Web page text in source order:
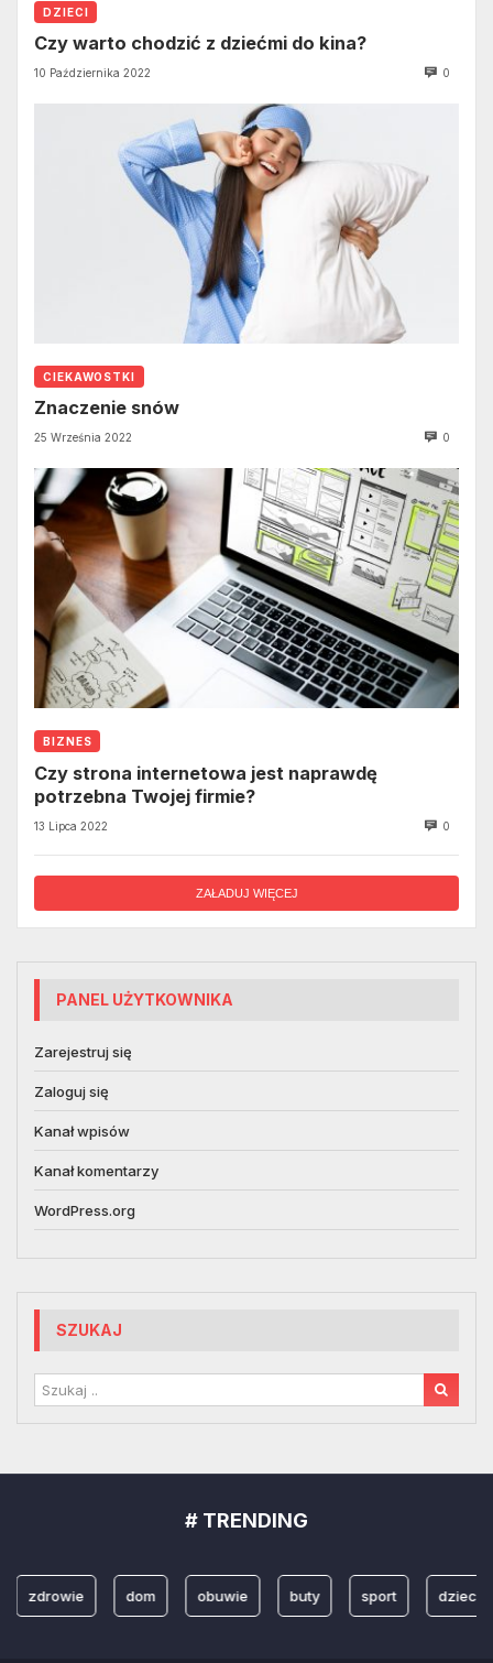
DZIECI
Czy warto chodzić z dziećmi do kina?
10 Października 2022 0
CIEKAWOSTKI
Znaczenie snów
25 Września 2022 0
BIZNES
Czy strona internetowa jest naprawdę
potrzebna Twojej firmie?
13 Lipca 2022 0
ZAŁADUJ WIĘCEJ
PANEL UŻYTKOWNIKA
Zarejestruj się
Zaloguj się
Kanał wpisów
Kanał komentarzy
WordPress.org
SZUKAJ
# TRENDING
zdrowie dom obuwie buty sport dzieci